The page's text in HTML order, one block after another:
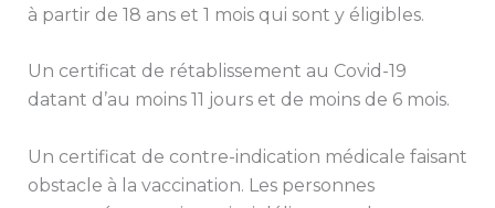
à partir de 18 ans et 1 mois qui sont y éligibles.
Un certificat de rétablissement au Covid-19
datant d’au moins 11 jours et de moins de 6 mois.
Un certificat de contre-indication médicale faisant
obstacle à la vaccination. Les personnes